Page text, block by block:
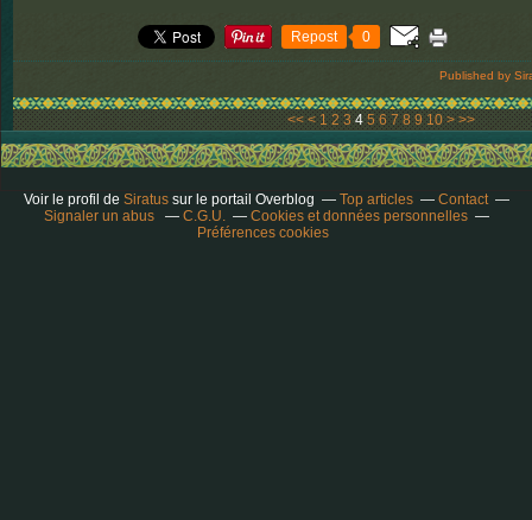
Repost 0
Published by
<< < 1 2 3 4 5 6 7 8 9 1020
30
> >>
Voir le profil de Siratussur le portail Overblog Top articles
Contact
Signaler un abus
C.G.U.
Cookies et données personnelles
Préférences cookies